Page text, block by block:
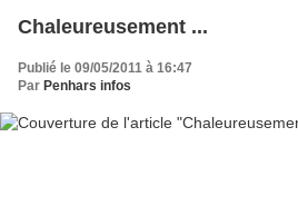
Chaleureusement ...
Publié le 09/05/2011 à 16:47
Par Penhars infos